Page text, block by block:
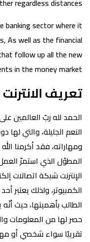
regardless distances.
banking sector where it
As well as the financial
follow up all the new
in the money market.
تعريف الانترنت
الحمد لله ربّ العالمين
النعم الجليلة، والتي
ومهاراته، فقد أكرمنا
المطوّل الذي استمرّ
الإنترنت شبكة اتصالات
الكمبيوتر، ولذلك يعتبر
الطالب بأهميتها، حيث
حصر لها من المعلومات
تقريبًا سواء شخصي أو